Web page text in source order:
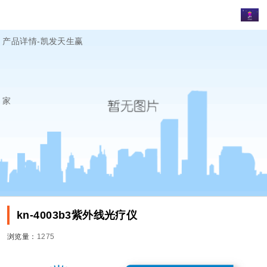
产品详情-凯发天生赢
家
kn-4003b3紫外线光疗仪
浏览量： 1275